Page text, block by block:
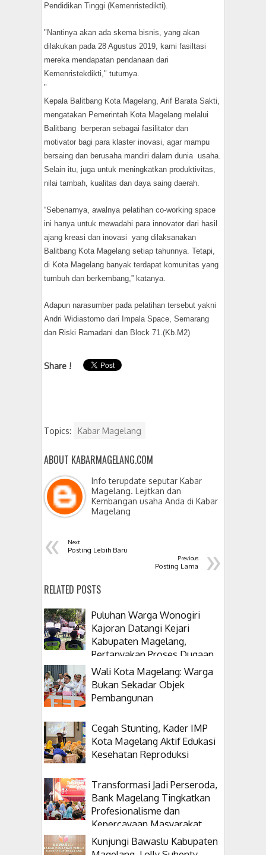
Pendidikan Tinggi (Kemenristedikti).
"Nantinya akan ada skema bisnis, yang akan
dilakukan pada 28 Agustus 2019, kami fasiltasi
mereka mendapatan pendanaan dari
Kemenristekdikti," tuturnya.
"
Kepala Balitbang Kota Magelang, Arif Barata Sakti,
mengatakan Pemerintah Kota Magelang melalui
Balitbang berperan sebagai fasilitator dan
motivator bagi para klaster inovasi, agar mampu
bersaing dan berusaha mandiri dalam dunia usaha.
Selain itu, juga untuk meningkatkan produktivitas,
nilai tambah, kualitas dan daya saing daerah.
“Sebenarnya, awalnya pelatihan co-working space
ini hanya untuk mewadahi para innovator dari hasil
ajang kreasi dan inovasi yang dilaksanakan
Balitbang Kota Magelang setiap tahunnya. Tetapi,
di Kota Magelang banyak terdapat komunitas yang
tumbuh dan berkembang,” katanya.
Adapun narasumber pada pelatihan tersebut yakni
Andri Widiastomo dari Impala Space, Semarang
dan Riski Ramadani dan Block 71.(Kb.M2)
Share !
Topics: Kabar Magelang
ABOUT KABARMAGELANG.COM
Info terupdate seputar Kabar
Magelang. Lejitkan dan
Kembangan usaha Anda di Kabar
Magelang
« Next
Posting Lebih Baru »
Previous
Posting Lama
RELATED POSTS
Puluhan Warga Wonogiri
Kajoran Datangi Kejari
Kabupaten Magelang,
Pertanyakan Proses Dugaan
Korupsi Kepala Desanya
Wali Kota Magelang: Warga
Bukan Sekadar Objek
Pembangunan
Cegah Stunting, Kader IMP
Kota Magelang Aktif Edukasi
Kesehatan Reproduksi
Transformasi Jadi Perseroda,
Bank Magelang Tingkatkan
Profesionalisme dan
Kepercayaan Masyarakat
Kunjungi Bawaslu Kabupaten